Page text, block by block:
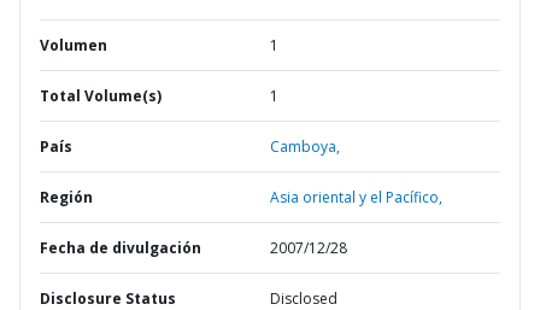
Volumen 1
Total Volume(s) 1
País Camboya,
Región Asia oriental y el Pacífico,
Fecha de divulgación 2007/12/28
Disclosure Status Disclosed